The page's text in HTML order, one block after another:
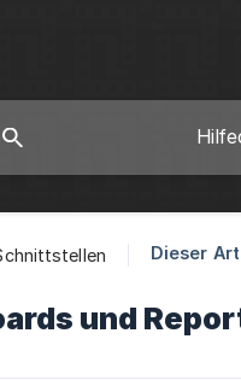
Dieser
und